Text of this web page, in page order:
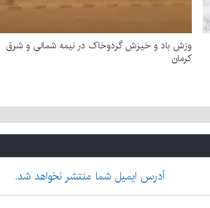
وزش باد و خیزش گردوخاک در نیمه شمالی و شرق
کرمان
آدرس ایمیل شما منتشر نخواهد شد.